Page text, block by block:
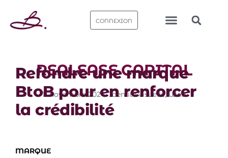
CONNEXION
REALEASE CAPITAL
11 novembre 2024. Identité visuelle​, Web
Refondre une marque
BtoB pour en renforcer
la crédibilité
MARQUE